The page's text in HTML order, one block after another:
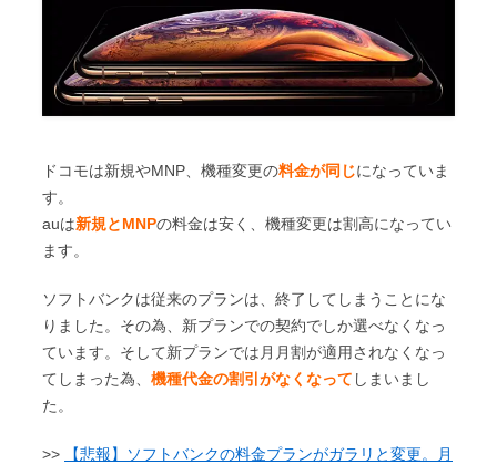
256GB
（5,841
円／
月）
（3,672
円／
月）
（3,410
円／
月）
（3,230
円／
月）
（6,876
月）
（4,698
月）
（4,450
月）
（3,750
月）
XS
Max
64GB
円
（5,616
円／
月）
円
（3,456
円／
月）
円
（3,190
円／
月）
円
（3,120
円／
月）
XS
円
円
円
円
ドコモは新規やMNP、機種変更の料金が同じになっていま
す。
auは新規とMNPの料金は安く、機種変更は割高になってい
ます。
ソフトバンクは従来のプランは、終了してしまうことにな
りました。その為、新プランでの契約でしか選べなくなっ
ています。そして新プランでは月月割が適用されなくなっ
てしまった為、 機種代金の割引がなくなって しまいまし
た。
>>
【悲報】ソフトバンクの料金プランがガラリと変更。月